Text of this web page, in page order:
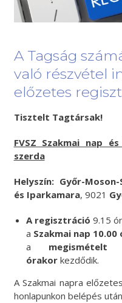
A Tagság
való részvétel
előzetes
Tisztelt Tagtársak!
FVSZ Szakmai nap és
szerda
Helyszín: Győr-
és Iparkamara, 9021
A regisztráció 9.15
a Szakmai nap
a
órakorkezdődik.
A Szakmai napra
honlapunkon belépés